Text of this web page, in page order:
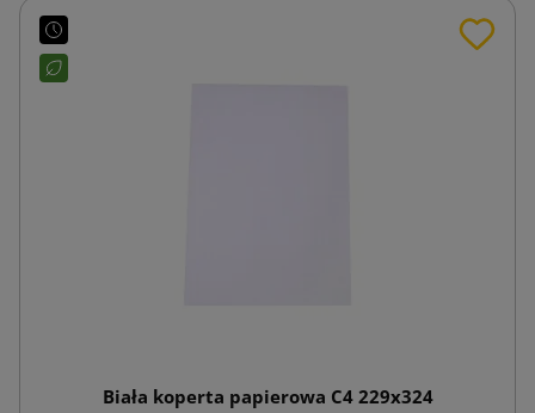
Biała koperta papierowa C4 229x324